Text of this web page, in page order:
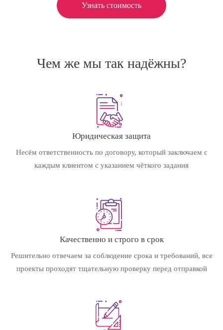
Узнать стоимость
Чем же мы так надёжны?
Юридическая защита
Несём ответственность по договору, который заключаем с
каждым клиентом с указанием чёткого задания
Качественно и строго в срок
Решительно отвечаем за соблюдение срока и требований, все
проекты проходят тщательную проверку перед отправкой